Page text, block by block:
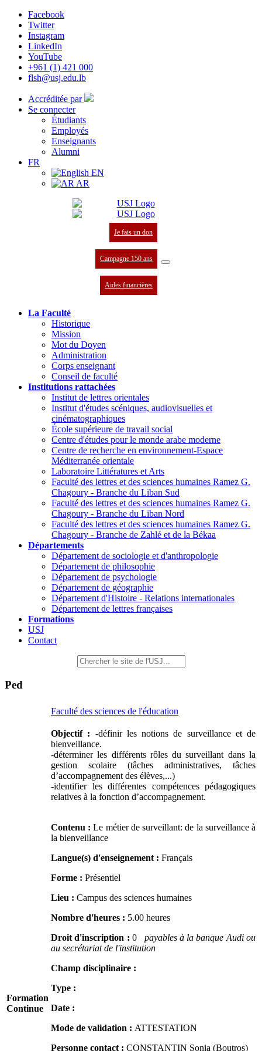
Facebook
Twitter
Instagram
LinkedIn
YouTube
+961 (1) 421 000
flsh@usj.edu.lb
Accréditée par
Se connecter
Étudiants
Employés
Enseignants
Alumni
FR
EN
AR
Je fais un don
Campagne 150 ans
Aides financières
La Faculté
Historique
Mission
Mot du Doyen
Administration
Corps enseignant
Conseil de faculté
Institutions rattachées
Institut de lettres orientales
Institut d'études scéniques, audiovisuelles et
cinématographiques
École supérieure de travail social
Centre d'études pour le monde arabe moderne
Centre de recherche en environnement-Espace
Méditerranée orientale
Laboratoire Littératures et Arts
Faculté des lettres et des sciences humaines Ramez G.
Chagoury - Branche du Liban Sud
Faculté des lettres et des sciences humaines Ramez G.
Chagoury - Branche du Liban Nord
Faculté des lettres et des sciences humaines Ramez G.
Chagoury - Branche de Zahlé et de la Békaa
Départements
Département de sociologie et d'anthropologie
Département de philosophie
Département de psychologie
Département de géographie
Département d'Histoire - Relations internationales
Département de lettres françaises
Formations
USJ
Contact
Ped
Faculté des sciences de l'éducation
Formation
Continue
Objectif : -définir les notions de surveillance et de
bienveillance.
-déterminer les différents rôles du surveillant dans la
gestion scolaire (tâches administratives, tâches
d’accompagnement des élèves,...)
-identifier les différentes compétences pédagogiques
relatives à la fonction d’accompagnement.
Contenu :Le métier de surveillant: de la surveillance à
la bienveillance
Langue(s) d'enseignement : Français
Forme : Présentiel
Lieu : Campus des sciences humaines
Nombre d'heures : 5.00 heures
Droit d'inscription : 0 payables à la banque Audi ou
au secrétariat de l'institution
Champ disciplinaire :
Type :
Date :
Mode de validation : ATTESTATION
Personne contact : CONSTANTIN Sonia (Boutros)